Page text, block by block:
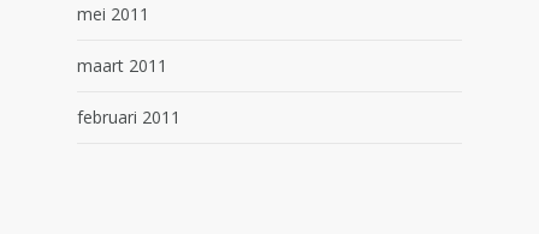
mei 2011
maart 2011
februari 2011